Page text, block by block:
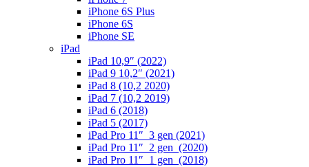
iPhone 6S Plus
iPhone 6S
iPhone SE
iPad
iPad 10,9″ (2022)
iPad 9 10,2″ (2021)
iPad 8 (10,2 2020)
iPad 7 (10,2 2019)
iPad 6 (2018)
iPad 5 (2017)
iPad Pro 11″ 3 gen (2021)
iPad Pro 11″ 2 gen (2020)
iPad Pro 11″ 1 gen (2018)